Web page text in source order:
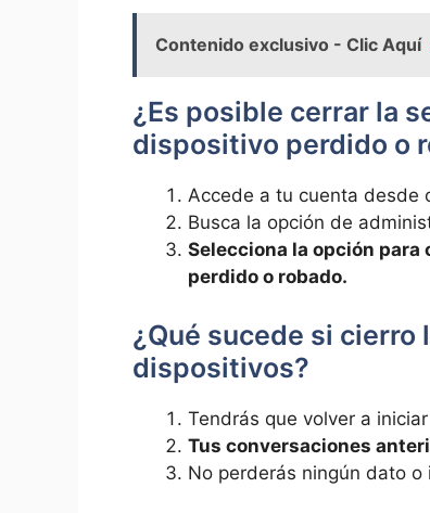
Contenido exclusivo - Clic Aquí
¿Es posible cerrar la
dispositivo perdido o
Accede a tu cuenta desde
Busca la opción de
Selecciona la opción
perdido o robado.
¿Qué sucede si cierro
dispositivos?
Tendrás que volver a
Tus conversaciones
No perderás ningún dato